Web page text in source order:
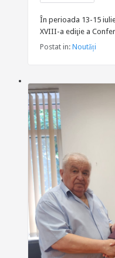
În perioada 13-15
XVIII-a ediţie a
Postat in: Noutăți